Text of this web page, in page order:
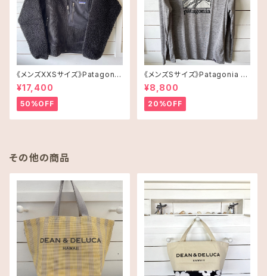
《メンズXXSサイズ》Patagonia
レトロX
¥17,400
50%OFF
《メンズSサイズ》Patagonia ロ
ングスリーブT-shirt
¥8,800
20%OFF
その他の商品